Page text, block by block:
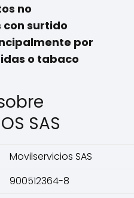
no
surtido
por
o tabaco
SAS
Movilservicios SAS
900512364-8